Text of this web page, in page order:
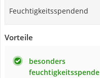
Feuchtigkeitsspendend
Vorteile
besonders
feuchtigkeitsspende